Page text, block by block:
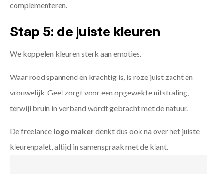
complementeren.
Stap 5: de juiste kleuren
We koppelen kleuren sterk aan emoties.
Waar rood spannend en krachtig is, is roze juist zacht en
vrouwelijk. Geel zorgt voor een opgewekte uitstraling,
terwijl bruin in verband wordt gebracht met de natuur.
De freelance logo makerdenkt dus ook na over het juiste
kleurenpalet, altijd in samenspraak met de klant.